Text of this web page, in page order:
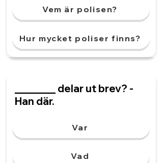
Vem är polisen?
Hur mycket poliser finns?
________ delar ut brev? -
Han där.
Var
Vad